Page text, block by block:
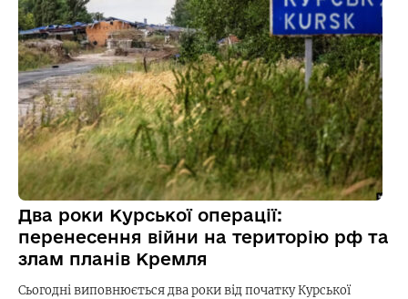
Два роки Курської операції:
перенесення війни на територію рф та
злам планів Кремля
Сьогодні виповнюється два роки від початку Курської